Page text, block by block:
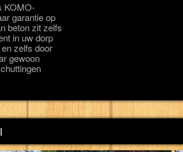
KOMO-
garantie op
beton zit zelfs
in uw dorp
zelfs door
gewoon